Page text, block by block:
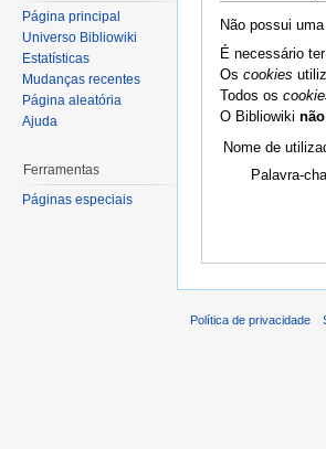
Não possui
É necessário
Os cookies
Todos os
O Bibliowiki não
Nome de
Palavra-
Página principal
Universo Bibliowiki
Estatísticas
Mudanças recentes
Página aleatória
Ajuda
Ferramentas
Páginas especiais
Política de privacidade